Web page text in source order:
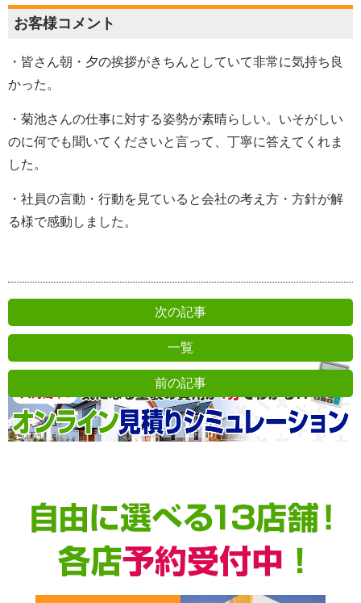
お客様コメント
・皆さん朝・夕の挨拶がきちんとしていて非常に気持ち良
かった。
・菊池さんの仕事に対する姿勢が素晴らしい。いそがしい
のに何でも聞いてくださいと言って、丁寧に答えてくれま
した。
・社員の言動・行動を見ていると会社の考え方・方針が解
る様で感動しました。
次の記事
一覧
前の記事